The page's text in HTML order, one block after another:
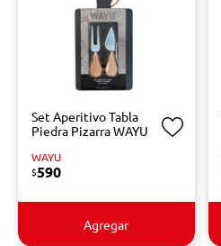
Set Aperitivo Tabla
Piedra Pizarra WAYU
WAYU
$590
Agregar